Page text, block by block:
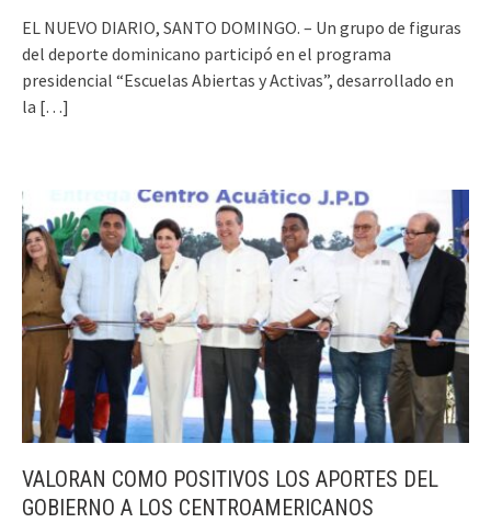
EL NUEVO DIARIO, SANTO DOMINGO. – Un grupo de figuras
del deporte dominicano participó en el programa
presidencial “Escuelas Abiertas y Activas”, desarrollado en
la […]
VALORAN COMO POSITIVOS LOS APORTES DEL
GOBIERNO A LOS CENTROAMERICANOS